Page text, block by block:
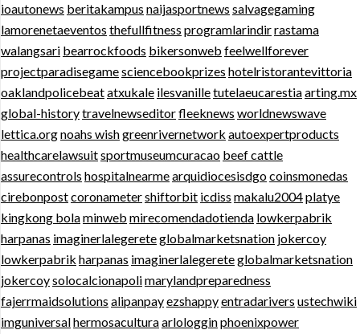
ioautonews beritakampus naijasportnews salvagegaming
lamorenetaeventos thefullfitness programlarindirrastama
walangsari bearrockfoods bikersonweb feelwellforever
projectparadisegamesciencebookprizes hotelristorantevittoria
oaklandpolicebeatatxukale ilesvanilletutelaeucarestiaarting.mx
global-historytravelnewseditorfleeknews worldnewswave
lettica.orgnoahs wishgreenrivernetwork autoexpertproducts
healthcarelawsuitsportmuseumcuracao beef cattle
assurecontrols hospitalnearmearquidiocesisdgocoinsmonedas
cirebonpostcoronametershiftorbit icdiss makalu2004platye
kingkong bolaminweb mirecomendadotienda lowkerpabrik
harpanas imaginerlalegereteglobalmarketsnation jokercoy
lowkerpabrik harpanas imaginerlalegereteglobalmarketsnation
jokercoysolocalcionapolimarylandpreparedness
fajerrmaidsolutions alipanpayezshappyentradarivers ustechwiki
imguniversalhermosaculturaarlologginphoenixpower